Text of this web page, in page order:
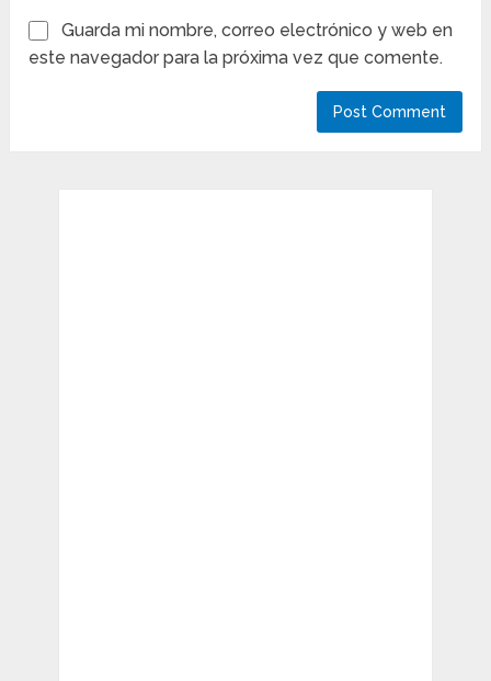
Guarda mi nombre, correo electrónico y web en
este navegador para la próxima vez que comente.